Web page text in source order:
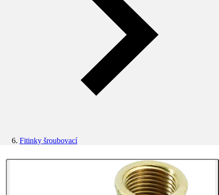
Fitinky šroubovací